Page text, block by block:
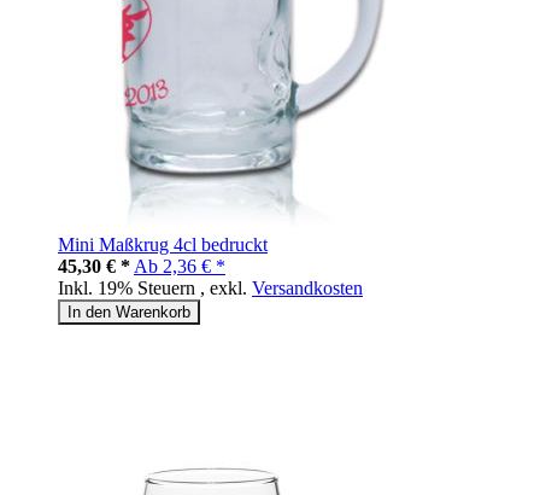
Mini Maßkrug 4cl bedruckt
45,30 € * Ab 2,36 € *
Inkl. 19% Steuern , exkl. Versandkosten
In den Warenkorb